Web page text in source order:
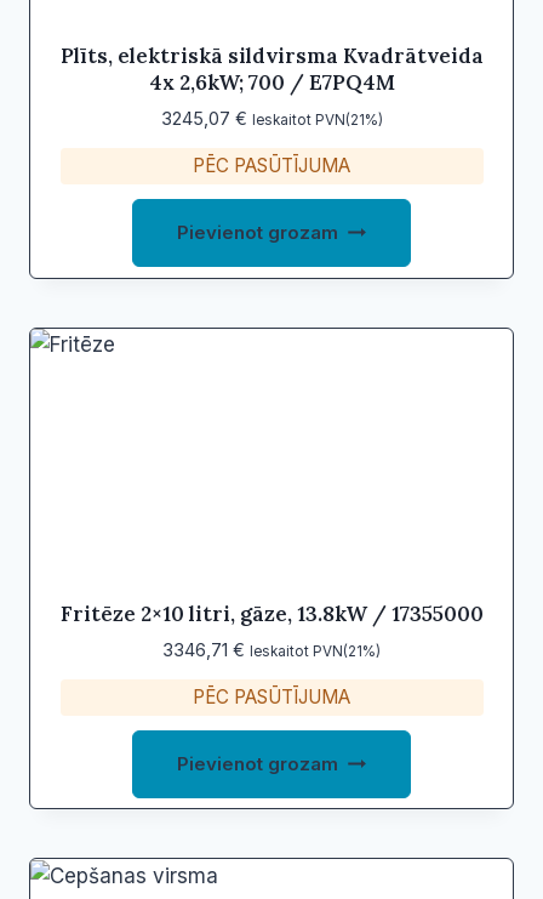
Plīts, elektriskā sildvirsma Kvadrātveida
4x 2,6kW; 700 / E7PQ4M
3245,07 € Ieskaitot PVN(21%)
PĒC PASŪTĪJUMA
Pievienot grozam
Fritēze 2×10 litri, gāze, 13.8kW / 17355000
3346,71 € Ieskaitot PVN(21%)
PĒC PASŪTĪJUMA
Pievienot grozam